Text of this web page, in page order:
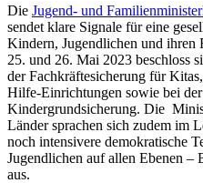
Die Jugend- und
sendet klare Signale für eine
Kindern, Jugendlichen und ihren
25. und 26. Mai 2023 beschloss
der Fachkräftesicherung für
Hilfe-Einrichtungen sowie bei
Kindergrundsicherung. Die
Länder sprachen sich zudem im
noch intensivere demokratische
Jugendlichen auf allen Ebenen
aus.